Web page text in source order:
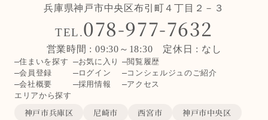
兵庫県神戸市中央区布引町４丁目２－３
TEL.078-977-7632
営業時間 : 09:30～18:30 定休日 : なし
住まいを探す お気に入り
閲覧履歴
会員登録
ログイン
コンシェルジュのご紹介
会社概要
採用情報
アクセス
エリアから探す
神戸市兵庫区 尼崎市 西宮市
神戸市中央区